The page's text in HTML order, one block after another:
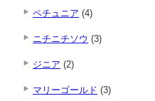
ペチュニア (4)
ニチニチソウ (3)
ジニア (2)
マリーゴールド (3)